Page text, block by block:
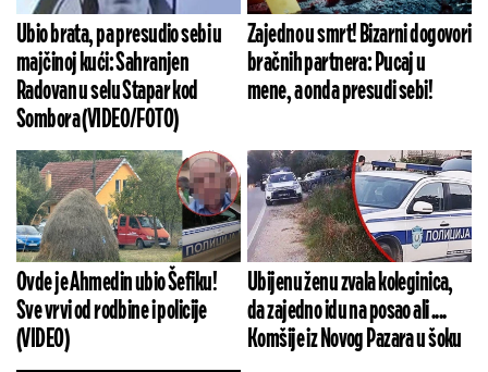
Ubio brata, pa presudio sebi u
majčinoj kući: Sahranjen
Radovan u selu Stapar kod
Sombora (VIDEO/FOTO)
Zajedno u smrt! Bizarni dogovori
bračnih partnera: Pucaj u
mene, a onda presudi sebi!
Ovde je Ahmedin ubio Šefiku!
Sve vrvi od rodbine i policije
(VIDEO)
Ubijenu ženu zvala koleginica,
da zajedno idu na posao ali ....
Komšije iz Novog Pazara u šoku